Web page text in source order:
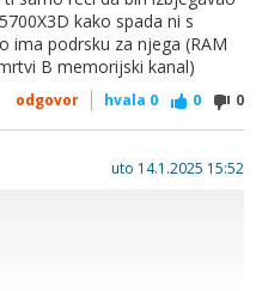
kako spada ni s
ima podrsku za njega (RAM
B memorijski kanal)
odgovor hvala 0 0 0
uto 14.1.2025 15:52